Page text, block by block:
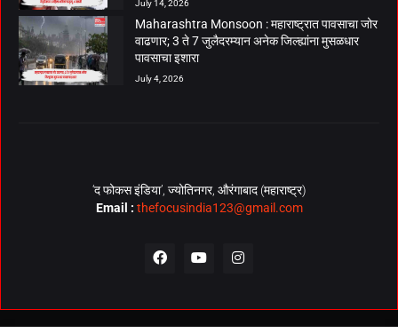
July 14, 2026
Maharashtra Monsoon : महाराष्ट्रात पावसाचा जोर
वाढणार; 3 ते 7 जुलैदरम्यान अनेक जिल्ह्यांना मुसळधार
पावसाचा इशारा
July 4, 2026
‘द फोकस इंडिया’, ज्योतिनगर, औरंगाबाद (महाराष्ट्र)
Email : thefocusindia123@gmail.com